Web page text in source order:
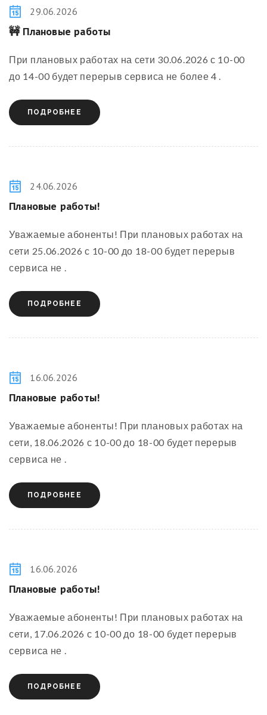
29.06.2026
🚧 Плановые работы
При плановых работах на сети 30.06.2026 с 10-00
до 14-00 будет перерыв сервиса не более 4 .
ПОДРОБНЕЕ
24.06.2026
Плановые работы!
Уважаемые абоненты! При плановых работах на
сети 25.06.2026 с 10-00 до 18-00 будет перерыв
сервиса не .
ПОДРОБНЕЕ
16.06.2026
Плановые работы!
Уважаемые абоненты! При плановых работах на
сети, 18.06.2026 с 10-00 до 18-00 будет перерыв
сервиса не .
ПОДРОБНЕЕ
16.06.2026
Плановые работы!
Уважаемые абоненты! При плановых работах на
сети, 17.06.2026 с 10-00 до 18-00 будет перерыв
сервиса не .
ПОДРОБНЕЕ